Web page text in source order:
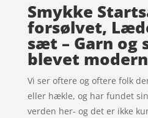
Smykke
forsølvet,
sæt – Garn og
blevet
Vi ser oftere og oftere folk
eller hækle, og har fundet
verden her- og det er ikke